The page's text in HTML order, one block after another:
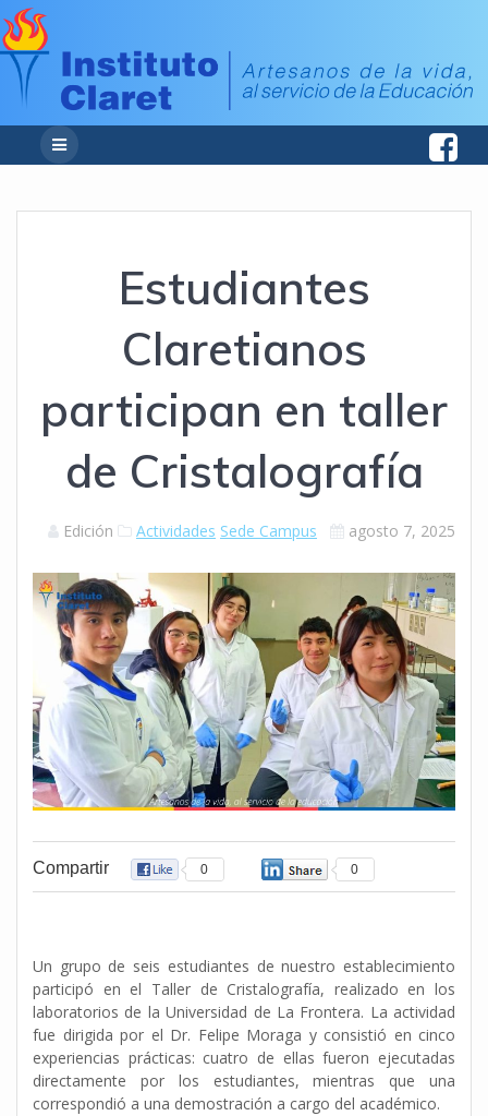
Estudiantes
Claretianos
participan en taller
de Cristalografía
Edición Actividades Sede Campus agosto 7, 2025
Compartir 0 0
Un grupo de seis estudiantes de nuestro establecimiento
participó en el Taller de Cristalografía, realizado en los
laboratorios de la Universidad de La Frontera. La actividad
fue dirigida por el Dr. Felipe Moraga y consistió en cinco
experiencias prácticas: cuatro de ellas fueron ejecutadas
directamente por los estudiantes, mientras que una
correspondió a una demostración a cargo del académico.